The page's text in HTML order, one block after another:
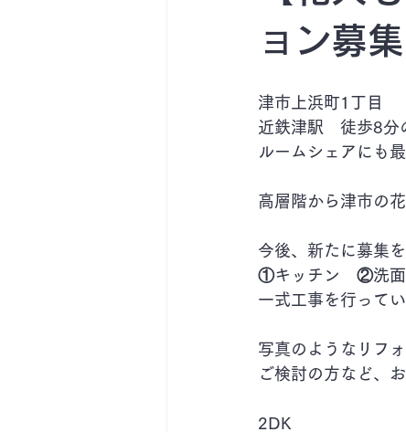
ョン募
津市上浜町1丁目
近鉄津駅　徒歩8分
ルームシェアにも
高層階から津市の
今後、新たに募集
①キッチン　②洗面
一式工事を行って
写真のようなリフ
ご検討の方など、
2DK